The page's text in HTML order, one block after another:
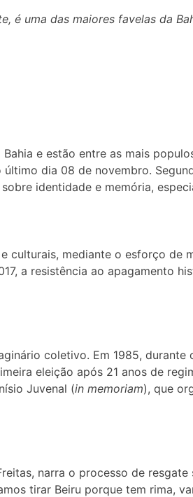
é uma das maiores favelas da
e estão entre as mais
dia 08 de novembro.
identidade e memória,
culturais, mediante o esforço de
a resistência ao apagamento
coletivo. Em 1985,
eleição após 21 anos de
Juvenal (in memoriam), que
narra o processo de
tirar Beiru porque tem rima,